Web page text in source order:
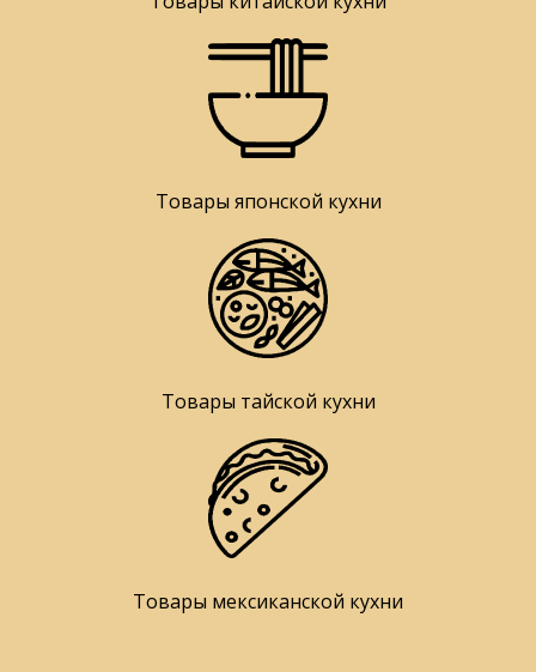
Товары японской кухни
Товары тайской кухни
Товары мексиканской кухни